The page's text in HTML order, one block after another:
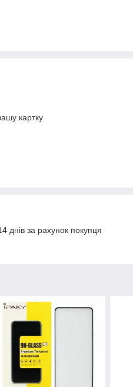
картку
днів за рахунок покупця